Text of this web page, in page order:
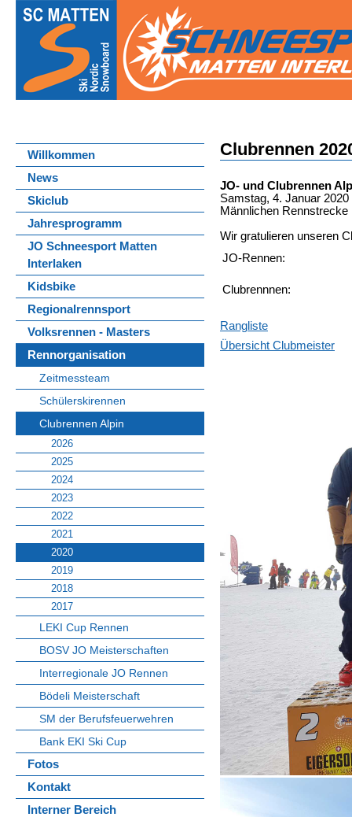
Willkommen
News
Skiclub
Jahresprogramm
JO Schneesport Matten
Interlaken
Kidsbike
Regionalrennsport
Volksrennen - Masters
Rennorganisation
Zeitmessteam
Schülerskirennen
Clubrennen Alpin
2026
2025
2024
2023
2022
2021
2020
2019
2018
2017
LEKI Cup Rennen
BOSV JO Meisterschaften
Interregionale JO Rennen
Bödeli Meisterschaft
SM der Berufsfeuerwehren
Bank EKI Ski Cup
Fotos
Kontakt
Interner Bereich
Clubrennen
JO- und Clubrennen
Samstag, 4. Januar 2020
Männlichen
Wir gratulieren unseren
JO-Rennen:
Clubrennnen:
Rangliste
Übersicht Clubmeister